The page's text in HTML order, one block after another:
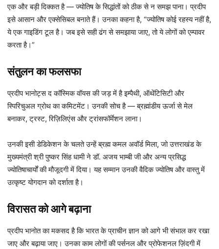
एक और बड़ी दिक्कत है — ज्योतिष के सिद्धांतों को ठीक से न समझ पाना। प्रदीप
इसे आसान और एक्सेसिबल बनाते हैं। उनका कहना है, “ज्योतिष कोई रहस्य नहीं है,
ये एक गाइडिंग टूल है। जब इसे सही ढंग से समझाया जाए, तो ये लोगों को एम्पावर
करता है।”
संतुलन का फलसफा
प्रदीप भानोट्स द कॉस्मिक वॉयस की जड़ में है इम्पैथी, ऑथेंटिसिटी और
स्पिरिचुअल ग्रोथ का कमिटमेंट। उनकी सोच है — ब्रह्मांडीय ऊर्जा से मेल
बनाकर, ट्रस्ट, रिज़िलिएंस और ट्रांसफॉर्मेशन लाना।
उनकी इसी डेडिकेशन के चलते उन्हें ब्रह्म कमल अवॉर्ड मिला, जो उत्तराखंड के
मुख्यमंत्री श्री पुष्कर सिंह धामी ने डॉ. अजय भाम्बी जी और अन्य प्रसिद्ध
ज्योतिषाचार्यों की मौजूदगी में दिया। यह सम्मान उनकी वैदिक ज्योतिष और वास्तु में
उत्कृष्ट योगदान को दर्शाता है।
विरासत को आगे बढ़ाना
प्रदीप भानोत का मकसद है कि भारत के प्राचीन ज्ञान को आगे भी संभाल कर रखा
जाए और बढ़ाया जाए। उनका काम लोगों की पर्सनल और प्रोफेशनल ज़िंदगी में